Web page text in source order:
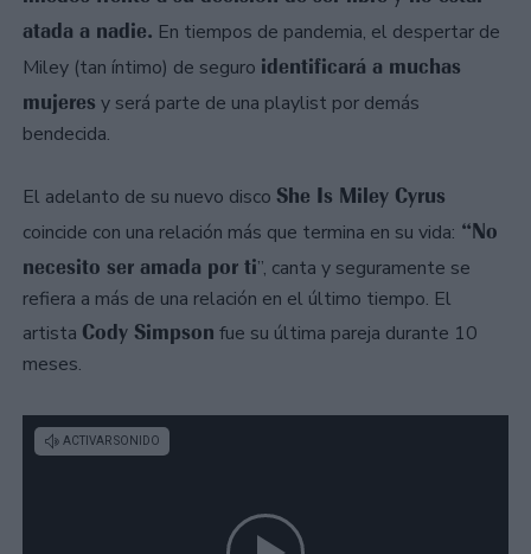
atada a nadie. En tiempos de pandemia, el despertar de
Miley (tan íntimo) de seguro identificará a muchas
mujeres y será parte de una playlist por demás
bendecida.
El adelanto de su nuevo disco She Is Miley Cyrus
coincide con una relación más que termina en su vida: “No
necesito ser amada por ti”, canta y seguramente se
refiera a más de una relación en el último tiempo. El
artista Cody Simpson fue su última pareja durante 10
meses.